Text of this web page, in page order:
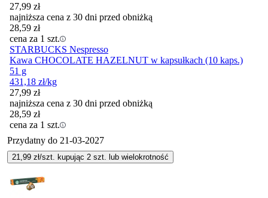
27,99 zł
najniższa cena z 30 dni przed obniżką
28,59 zł
cena za 1 szt.
STARBUCKS Nespresso
Kawa CHOCOLATE HAZELNUT w kapsułkach (10 kaps.)
51 g
431,18 zł/kg
27,99 zł
najniższa cena z 30 dni przed obniżką
28,59 zł
cena za 1 szt.
Przydatny do 21-03-2027
21,99 zł/szt. kupując 2 szt. lub wielokrotność